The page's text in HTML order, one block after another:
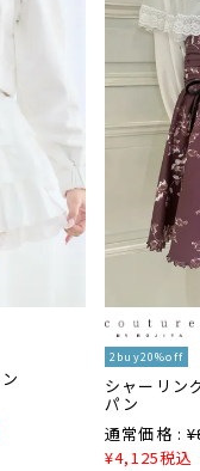
2buy20%off
シャーリン
パン
通常価格 : ¥
¥4,125税込